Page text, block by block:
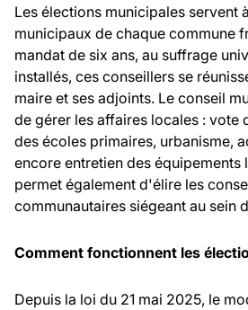
Les élections municipales servent
municipaux de chaque commune
mandat de six ans, au suffrage
installés, ces conseillers se
maire et ses adjoints. Le conseil
de gérer les affaires locales : vote
des écoles primaires, urbanisme,
encore entretien des équipements
permet également d'élire les
communautaires siégeant au sein
Comment fonctionnent les
Depuis la loi du 21 mai 2025, le